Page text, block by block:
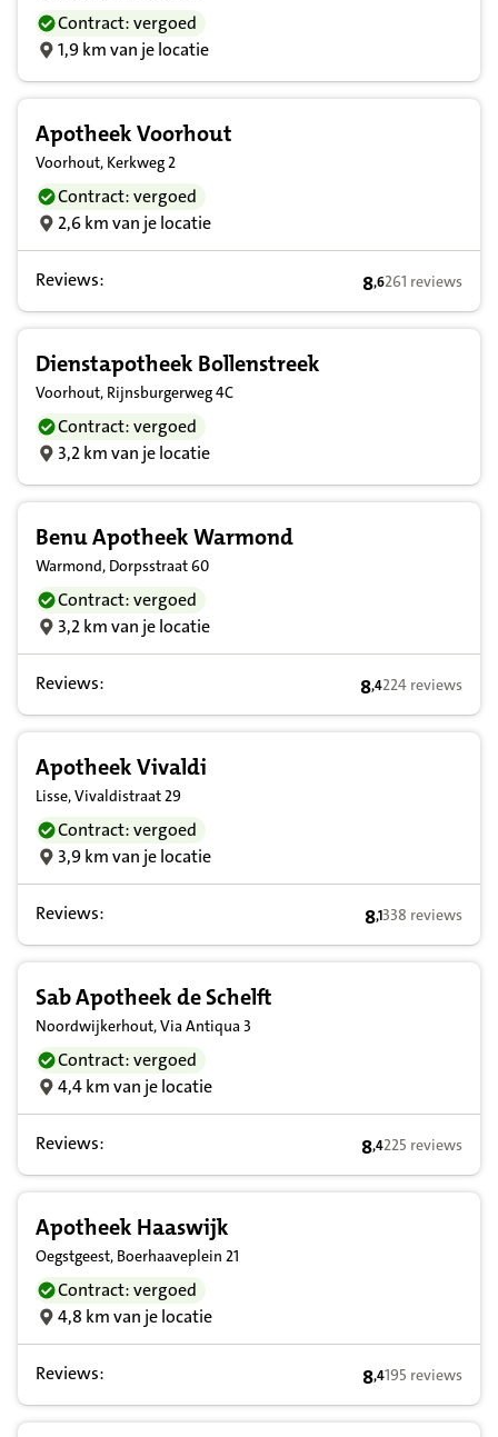
Contract: vergoed
1,9 km van je locatie
Apotheek Voorhout
Voorhout, Kerkweg 2
Contract: vergoed
2,6 km van je locatie
Reviews: 8,6 op basis van
8,6261 reviews
Dienstapotheek Bollenstreek
Voorhout, Rijnsburgerweg 4C
Contract: vergoed
3,2 km van je locatie
Benu Apotheek Warmond
Warmond, Dorpsstraat 60
Contract: vergoed
3,2 km van je locatie
Reviews: 8,4 op basis van
8,4224 reviews
Apotheek Vivaldi
Lisse, Vivaldistraat 29
Contract: vergoed
3,9 km van je locatie
Reviews: 8,1 op basis van
8,1338 reviews
Sab Apotheek de Schelft
Noordwijkerhout, Via Antiqua 3
Contract: vergoed
4,4 km van je locatie
Reviews: 8,4 op basis van
8,4225 reviews
Apotheek Haaswijk
Oegstgeest, Boerhaaveplein 21
Contract: vergoed
4,8 km van je locatie
Reviews: 8,4 op basis van
8,4195 reviews